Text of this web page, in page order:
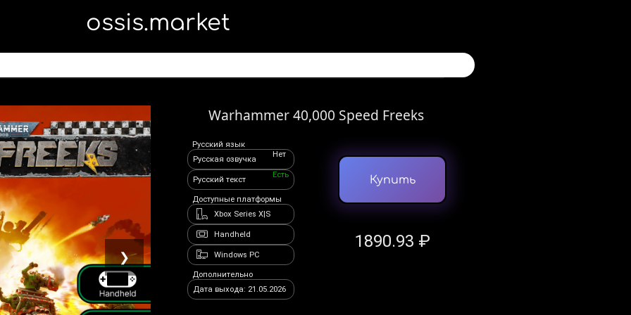
ossis.market
❯
Warhammer 40,000 Speed Freeks
Русский язык
Русская озвучка
Нет
Русский текст
Есть
Доступные платформы
Xbox Series X|S
Handheld
Windows PC
Дополнительно
Дата выхода: 21.05.2026
Купить
1890.93 ₽